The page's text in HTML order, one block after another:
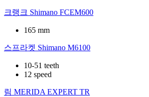
크랭크 Shimano FCEM600
165 mm
스프라켓 Shimano M6100
10-51 teeth
12 speed
림 MERIDA EXPERT TR